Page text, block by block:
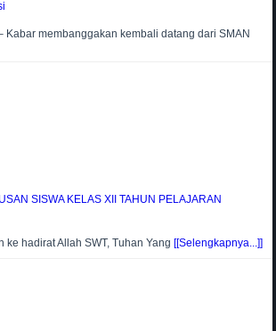
Kabar membanggakan kembali datang dari SMAN
SISWA KELAS XII TAHUN PELAJARAN
ke hadirat Allah SWT, Tuhan Yang [[Selengkapnya...]]